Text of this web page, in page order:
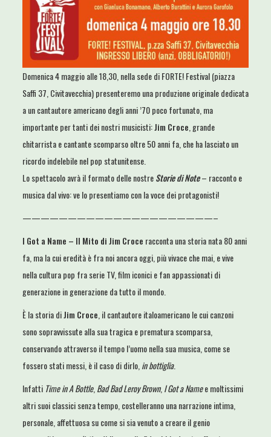
Domenica 4 maggio alle 18,30, nella sede di FORTE! Festival (piazza
Saffi 37, Civitavecchia) presenteremo una produzione originale dedicata
a un cantautore americano degli anni ’70 poco fortunato, ma
importante per tanti dei nostri musicisti:Jim Croce , grande
chitarrista e cantante scomparso oltre 50 anni fa, che ha lasciato un
ricordo indelebile nel pop statunitense.
Lo spettacolo avrà il formato delle nostreStorie di Note– racconto e
musica dal vivo: ve lo presentiamo con la voce dei protagonisti!
—————————————————————–
I Got a Name – Il Mito di Jim Croce racconta una storia nata 80 anni
fa, ma la cui eredità è fra noi ancora oggi, più vivace che mai, e vive
nella cultura pop fra serie TV, film iconici e fan appassionati di
generazione in generazione da tutto il mondo.
È la storia diJim Croce , il cantautore italoamericano le cui canzoni
sono sopravvissute alla sua tragica e prematura scomparsa,
conservando attraverso il tempo l’uomo nella sua musica, come se
fossero stati messi, è il caso di dirlo, in bottiglia.
Infatti Time in A Bottle, Bad Bad Leroy Brown, I Got a Namee moltissimi
altri suoi classici senza tempo, costelleranno una narrazione intima,
personale, affettuosa su come si sia venuto a creare il genio